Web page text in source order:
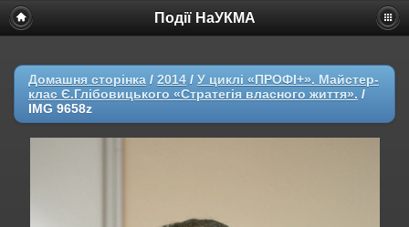
Події НаУКМА
Домашня сторінка / 2014 / У циклі «ПРОФІ+». Майстер-
клас Є.Глібовицького «Стратегія власного життя». /
IMG 9658z